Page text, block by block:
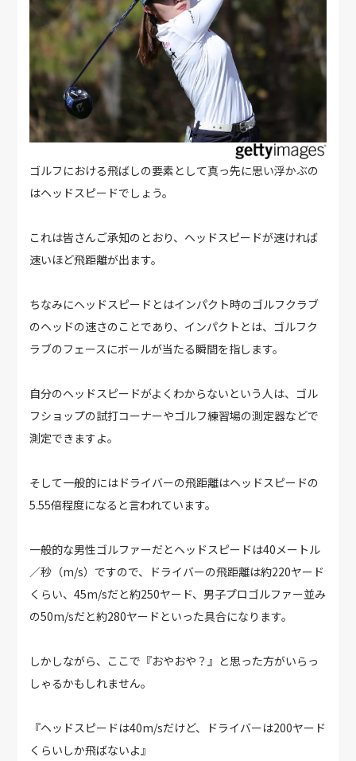
ゴルフにおける飛ばしの要素として真っ先に思い浮かぶの
はヘッドスピードでしょう。
これは皆さんご承知のとおり、ヘッドスピードが速ければ
速いほど飛距離が出ます。
ちなみにヘッドスピードとはインパクト時のゴルフクラブ
のヘッドの速さのことであり、インパクトとは、ゴルフク
ラブのフェースにボールが当たる瞬間を指します。
自分のヘッドスピードがよくわからないという人は、ゴル
フショップの試打コーナーやゴルフ練習場の測定器などで
測定できますよ。
そして一般的にはドライバーの飛距離はヘッドスピードの
5.55倍程度になると言われています。
一般的な男性ゴルファーだとヘッドスピードは40メートル
／秒（m/s）ですので、ドライバーの飛距離は約220ヤード
くらい、45m/sだと約250ヤード、男子プロゴルファー並み
の50m/sだと約280ヤードといった具合になります。
しかしながら、ここで『おやおや？』と思った方がいらっ
しゃるかもしれません。
『ヘッドスピードは40m/sだけど、ドライバーは200ヤード
くらいしか飛ばないよ』